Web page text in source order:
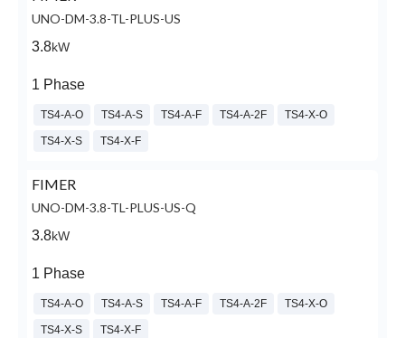
UNO-DM-3.8-TL-PLUS-US
3.8kW
1 Phase
TS4-A-O TS4-A-S TS4-A-F TS4-A-2F TS4-X-O
TS4-X-S TS4-X-F
FIMER
UNO-DM-3.8-TL-PLUS-US-Q
3.8kW
1 Phase
TS4-A-O TS4-A-S TS4-A-F TS4-A-2F TS4-X-O
TS4-X-S TS4-X-F